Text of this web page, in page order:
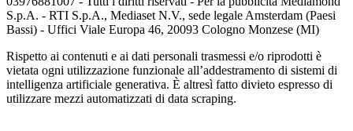
S.p.A. - RTI S.p.A., Mediaset N.V., sede legale Amsterdam (Paesi
Bassi) - Uffici Viale Europa 46, 20093 Cologno Monzese (MI)
Rispetto ai contenuti e ai dati personali trasmessi e/o riprodotti è
vietata ogni utilizzazione funzionale all’addestramento di sistemi di
intelligenza artificiale generativa. È altresì fatto divieto espresso di
utilizzare mezzi automatizzati di data scraping.